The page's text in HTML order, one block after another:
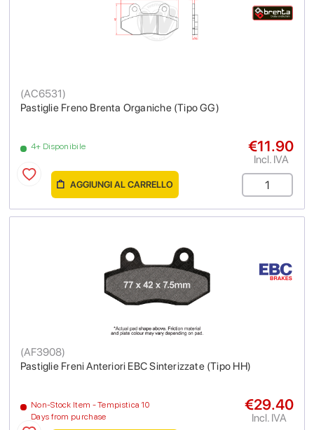
Pastiglie Freno Brenta Organiche (Tipo GG)
(AC6531)
4+ Disponibile €11.90
Incl. IVA
AGGIUNGI AL CARRELLO
Pastiglie Freni Anteriori EBC Sinterizzate (Tipo HH)
(AF3908)
Non-Stock Item - Tempistica 10
Days from purchase
€29.40
Incl. IVA